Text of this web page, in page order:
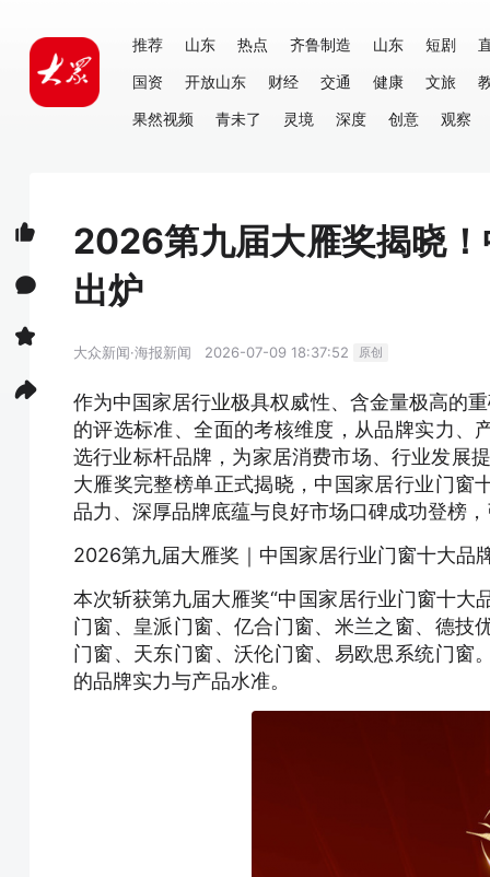
推荐 山东 热点 齐鲁制造 山东 短剧
国资
开放山东 财经 交通 健康 文旅
果然视频
青未了 灵境 深度 创意 观察
2026第九届大雁奖揭晓
出炉
大众新闻·海报新闻 2026-07-09 18:37:52 原创
作为中国家居行业极具权威性、含金量极高的
的评选标准、全面的考核维度，从品牌实力、
选行业标杆品牌，为家居消费市场、行业发展
大雁奖完整榜单正式揭晓，中国家居行业门窗
品力、深厚品牌底蕴与良好市场口碑成功登榜
2026第九届大雁奖｜中国家居行业门窗十大品
本次斩获第九届大雁奖“中国家居行业门窗十大
门窗、皇派门窗、亿合门窗、米兰之窗、德技
门窗、天东门窗、沃伦门窗、易欧思系统门窗
的品牌实力与产品水准。